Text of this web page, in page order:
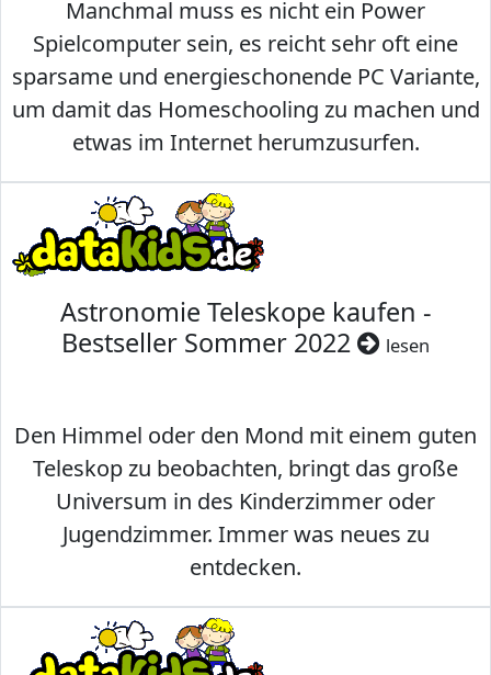
Manchmal muss es nicht ein Power
Spielcomputer sein, es reicht sehr oft eine
sparsame und energieschonende PC Variante,
um damit das Homeschooling zu machen und
etwas im Internet herumzusurfen.
Astronomie Teleskope kaufen -
Bestseller Sommer 2022
lesen
Den Himmel oder den Mond mit einem guten
Teleskop zu beobachten, bringt das große
Universum in des Kinderzimmer oder
Jugendzimmer. Immer was neues zu
entdecken.